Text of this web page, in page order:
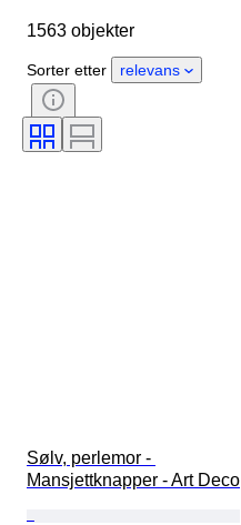
Opprinnelsesland
Tilstand
Sertifisering
Signatur
Striking
1563 objekter
Sorter etter relevans
Sølv, perlemor -
Mansjettknapper - Art Deco